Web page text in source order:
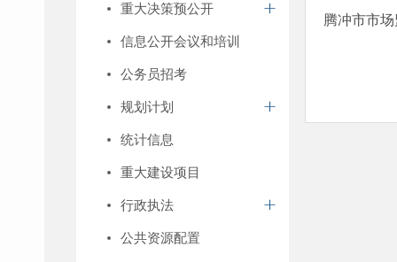
重大决策预公开
信息公开会议和培训
公务员招考
规划计划
统计信息
重大建设项目
行政执法
公共资源配置
腾冲市市